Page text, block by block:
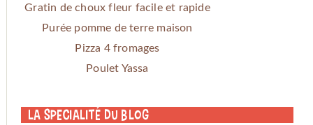
Gratin de choux fleur facile et rapide
Purée pomme de terre maison
Pizza 4 fromages
Poulet Yassa
La specialité du blog